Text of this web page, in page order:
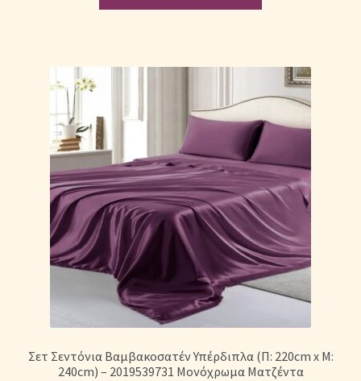
Σετ Σεντόνια Βαμβακοσατέν Υπέρδιπλα (Π: 220cm x Μ:
240cm) – 2019539731 Μονόχρωμα Ματζέντα